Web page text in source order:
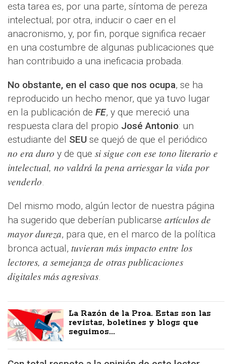
esta tarea es, por una parte, síntoma de pereza
intelectual; por otra, inducir o caer en el
anacronismo, y, por fin, porque significa recaer
en una costumbre de algunas publicaciones que
han contribuido a una ineficacia probada.
No obstante, en el caso que nos ocupa, se ha
reproducido un hecho menor, que ya tuvo lugar
en la publicación de FE, y que mereció una
respuesta clara del propio José Antonio: un
estudiante del SEU se quejó de que el periódico
no era duro y de que si sigue con ese tono literario e
intelectual, no valdrá la pena arriesgar la vida por
venderlo.
Del mismo modo, algún lector de nuestra página
ha sugerido que deberían publicarse artículos de
mayor dureza, para que, en el marco de la política
bronca actual, tuvieran más impacto entre los
lectores, a semejanza de otras publicaciones
digitales más agresivas.
La Razón de la Proa. Estas son las
revistas, boletines y blogs que
seguimos...